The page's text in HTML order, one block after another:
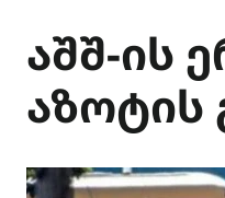
აშშ-ის
აზოტის